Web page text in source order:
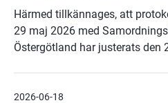
Härmed tillkännages, att
29 maj 2026 med
Östergötland har justerats den
2026-06-18